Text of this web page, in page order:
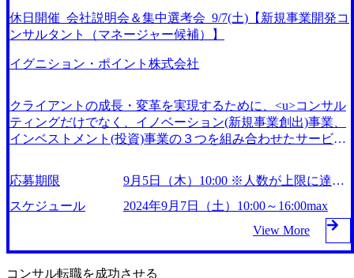
レクターやパートナーなどを目指していくのが大半で、ごく
一部の方が自社のマネジメントに関わるというところが多い
（故に、「これまでの経験を活かして、経営にチャレンジし
たい」という方はその企業から転職する必要がある） イグ
ニション・ポイントでは、<u>コンサルタント職でも、自社
経営者としてのチャンスがある</u>のが、他にはない特徴と
なっている 具体的な仕組みとして、「CXOチャレンジ制
度」、「IGP University」という社内研修プログラム等、経営
まざま用意されている 実際に、CXOチャレンジ制度を含め
て8年間で計13社、15名のCxOを輩出している 大手ファーム
と同年収帯にも関わらず、プロモーションが早い 中小規模
のコンサルティングファームは、年収レンジが低いことも
間々ある（サインオンボーナス等で初年度は現収維持できる
ものの、、、といったファームもある）が、イグニション・
ポイントの年収レンジは、Big4等の大手ファームと遜色ない
る拡大フェーズに参画できるという、またとない状況下とな
っている 2024年9月28日（土）10:00～16:00max 平日はなか
向けた会社説明会付き休日選考会を開催いたします！ 本説
ト統括責任者やディレクター、シニアマネージャーが複数名
参加いたします。 前半で会社説明や座談会、質疑応答を行
い、その後面接を実施いたします。 イグニション・ポイン
ト本社の渋谷オフィスで対面にて実施いたしますので、組織
ではないかと思います。 【スケジュール】 10:00～10:30
説明会 10:30～11:00 座談会 11:00～11:30 質疑応答 11:3
0～12:00 休憩 12:00～16:00（max）面接 ※当日の進行状況
により、面接回数や拘束時間（待機時間含む）が異なりま
す。 （例） 面接を1回実施し、14:00に終了 面接を2回実
施し、15:00に終了 面接を2回実施し、16:00に終了など イ
休日開催_会社説明会＆集中選考会_9/7(土)【新規事業開発コ
ンサルタント（マネージャー候補）】
イグニション・ポイント株式会社
クライアントの成長・変革を実現するために、<u>コンサル
ティングだけでなく、イノベーション(新規事業創出)事業、
インベストメント(投資)事業の３つを組み合わせたサービス
ーム 社名のイグニション・ポイントは、クライアントのイ
ノベーションやトランスフォーメーションを実現する「着火
点（Ignition Point）」となりたい、という想いから付けられ
た 2014年の創業から毎年平均200%超のペースで成長してお
り、直近ではコロナ禍以前と比較して売上が3倍超と更なる
拡大を遂げている。社員数も8年で2名→369名(2023年現在)
と増えており、コンサルティング業界の中でも一定の地位を
応募期限
9月5日（木）10:00 ※人数が上限に達し
た時点で募集を締め切ります
スケジュール
2024年9月7日（土）10:00～16:00max
View More
コンサル転職を成功させる